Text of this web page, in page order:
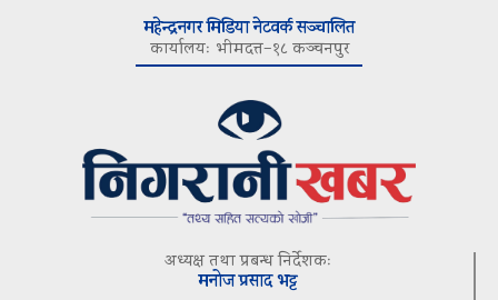
महेन्द्रनगर मिडिया नेटवर्क सञ्चालित
कार्यालयः भीमदत्त–१८ कञ्चनपुर
अध्यक्ष तथा प्रबन्ध निर्देशकः
मनोज प्रसाद भट्ट